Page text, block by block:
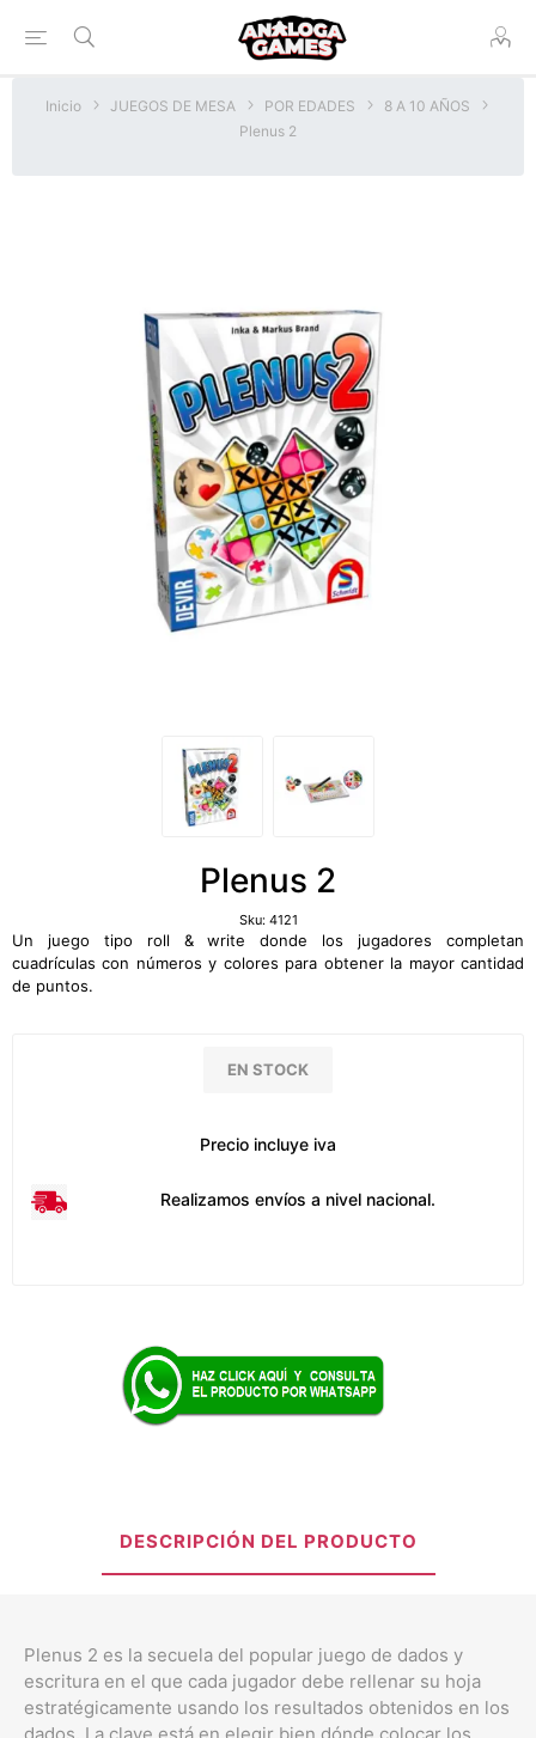
Inicio JUEGOS DE MESA POR EDADES
8 A 10 AÑOS
Plenus 2
Plenus 2
Sku: 4121
Un juego tipo roll & write donde los jugadores completan
cuadrículas con números y colores para obtener la mayor cantidad
de puntos.
EN STOCK
Precio incluye iva
Realizamos envíos a nivel nacional.
DESCRIPCIÓN DEL PRODUCTO
Plenus 2 es la secuela del popular juego de dados y
escritura en el que cada jugador debe rellenar su hoja
estratégicamente usando los resultados obtenidos en los